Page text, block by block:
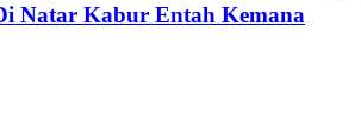
Natar Kabur Entah Kemana